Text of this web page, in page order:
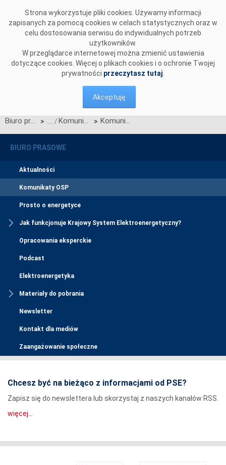
Strona wykorzystuje pliki cookies. Używamy informacji
zapisanych za pomocą cookies w celach statystycznych oraz w
celu dostosowania serwisu do indywidualnych potrzeb
użytkowników.
W przeglądarce internetowej można zmienić ustawienia
dotyczące cookies. Więcej o plikach cookies i o ochronie Twojej
prywatności przeczytasz tutaj
Akceptuję
Biuro prasowe > Komunikaty OSP > Komunikat Operatora Systemu Przesyłowego z dnia 5 sierpnia 2025 r. w sprawie procesu konsultacji projektu Karty aktualizacji nr 3/CK-3/2025 do IRiESP
BIURO PRASOWE
Aktualności
Komunikaty OSP
Prosto o energetyce
Jak funkcjonuje Krajowy System Elektroenergetyczny?
Opracowania eksperckie
Podcast
Elektroenergetyka
Materiały do pobrania
Newsletter
Kontakt dla mediów
Zaangażowanie społeczne
Chcesz być na bieżąco z informacjami od PSE?
Zapisz się do newslettera lub skorzystaj z naszych kanałów RSS.
więcej...